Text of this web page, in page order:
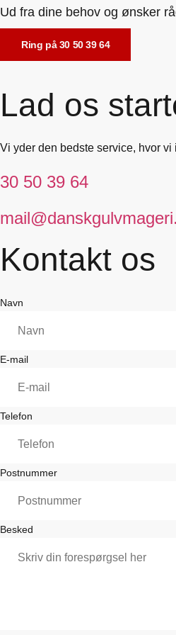
Ud fra dine behov og ønsker
Ring på 30 50 39 64
Lad os
Vi yder den bedste service, hvor
30 50 39 64
Kontakt os
Navn
E-mail
Telefon
Postnummer
Besked